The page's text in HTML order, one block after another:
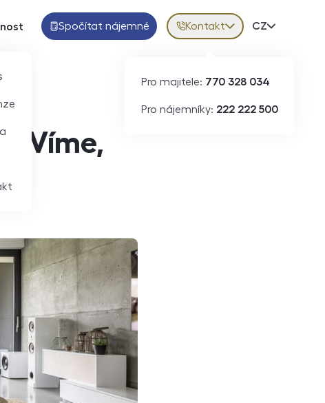
Spočítat nájemné Kontakt
Pro majitele: 770 328 034
Pro nájemníky: 222 222 500
Volba
CZ
Víme,